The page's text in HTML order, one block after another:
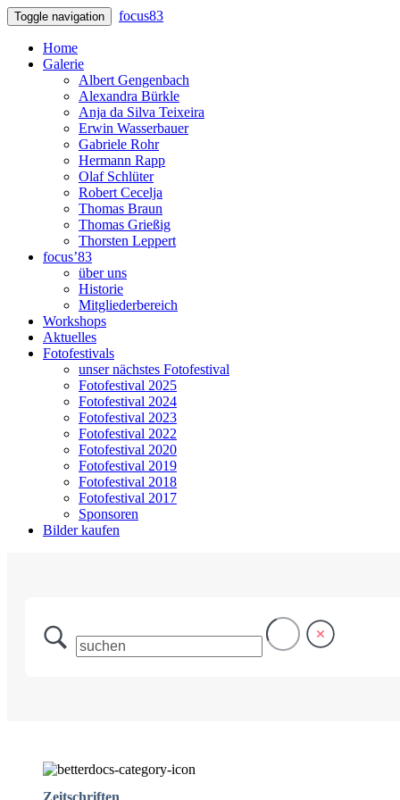
Toggle navigation focus83
Home
Galerie
Albert Gengenbach
Alexandra Bürkle
Anja da Silva Teixeira
Erwin Wasserbauer
Gabriele Rohr
Hermann Rapp
Olaf Schlüter
Robert Cecelja
Thomas Braun
Thomas Grießig
Thorsten Leppert
focus’83
über uns
Historie
Mitgliederbereich
Workshops
Aktuelles
Fotofestivals
unser nächstes Fotofestival
Fotofestival 2025
Fotofestival 2024
Fotofestival 2023
Fotofestival 2022
Fotofestival 2020
Fotofestival 2019
Fotofestival 2018
Fotofestival 2017
Sponsoren
Bilder kaufen